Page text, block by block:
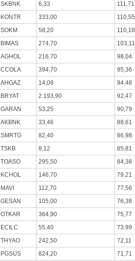
SKBNK
6,33
111,71
KONTR
333,00
110,55
SOKM
58,20
110,18
BIMAS
274,70
103,11
AGHOL
216,70
98,04
CCOLA
394,70
95,36
AHGAZ
14,08
94,48
BRYAT
2.193,90
92,47
GARAN
53,25
90,79
AKBNK
33,46
88,61
SMRTG
82,40
86,98
TSKB
8,12
85,81
TOASO
295,50
84,38
KCHOL
146,70
79,21
MAVI
112,70
77,56
GESAN
105,00
76,38
OTKAR
364,90
75,77
ECILC
55,40
73,99
THYAO
242,50
72,11
PGSUS
824,20
71,71